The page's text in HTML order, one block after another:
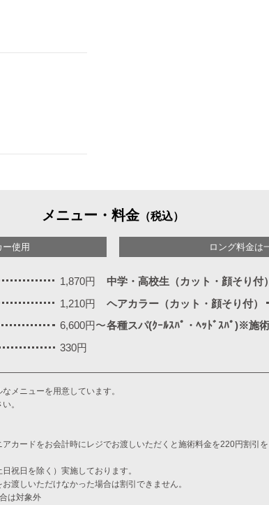
メニュー・料金（税込）
ー使用 ロング料金は
1,870円 中学・高校生（カット・顔そり付）
1,210円 ヘアカラー（カット・顔そり付）
6,600円〜各種スパ(ｸｰﾙｽﾊﾟ・ﾍｯﾄﾞｽﾊﾟ)※施
330円
メニューを用意しています。
。
カードをお会計時にレジでお渡しいただくと施術料金を220円割引
祝日を除く）実施しております。
渡しいただけなかった場合は割引できません。
は対象外